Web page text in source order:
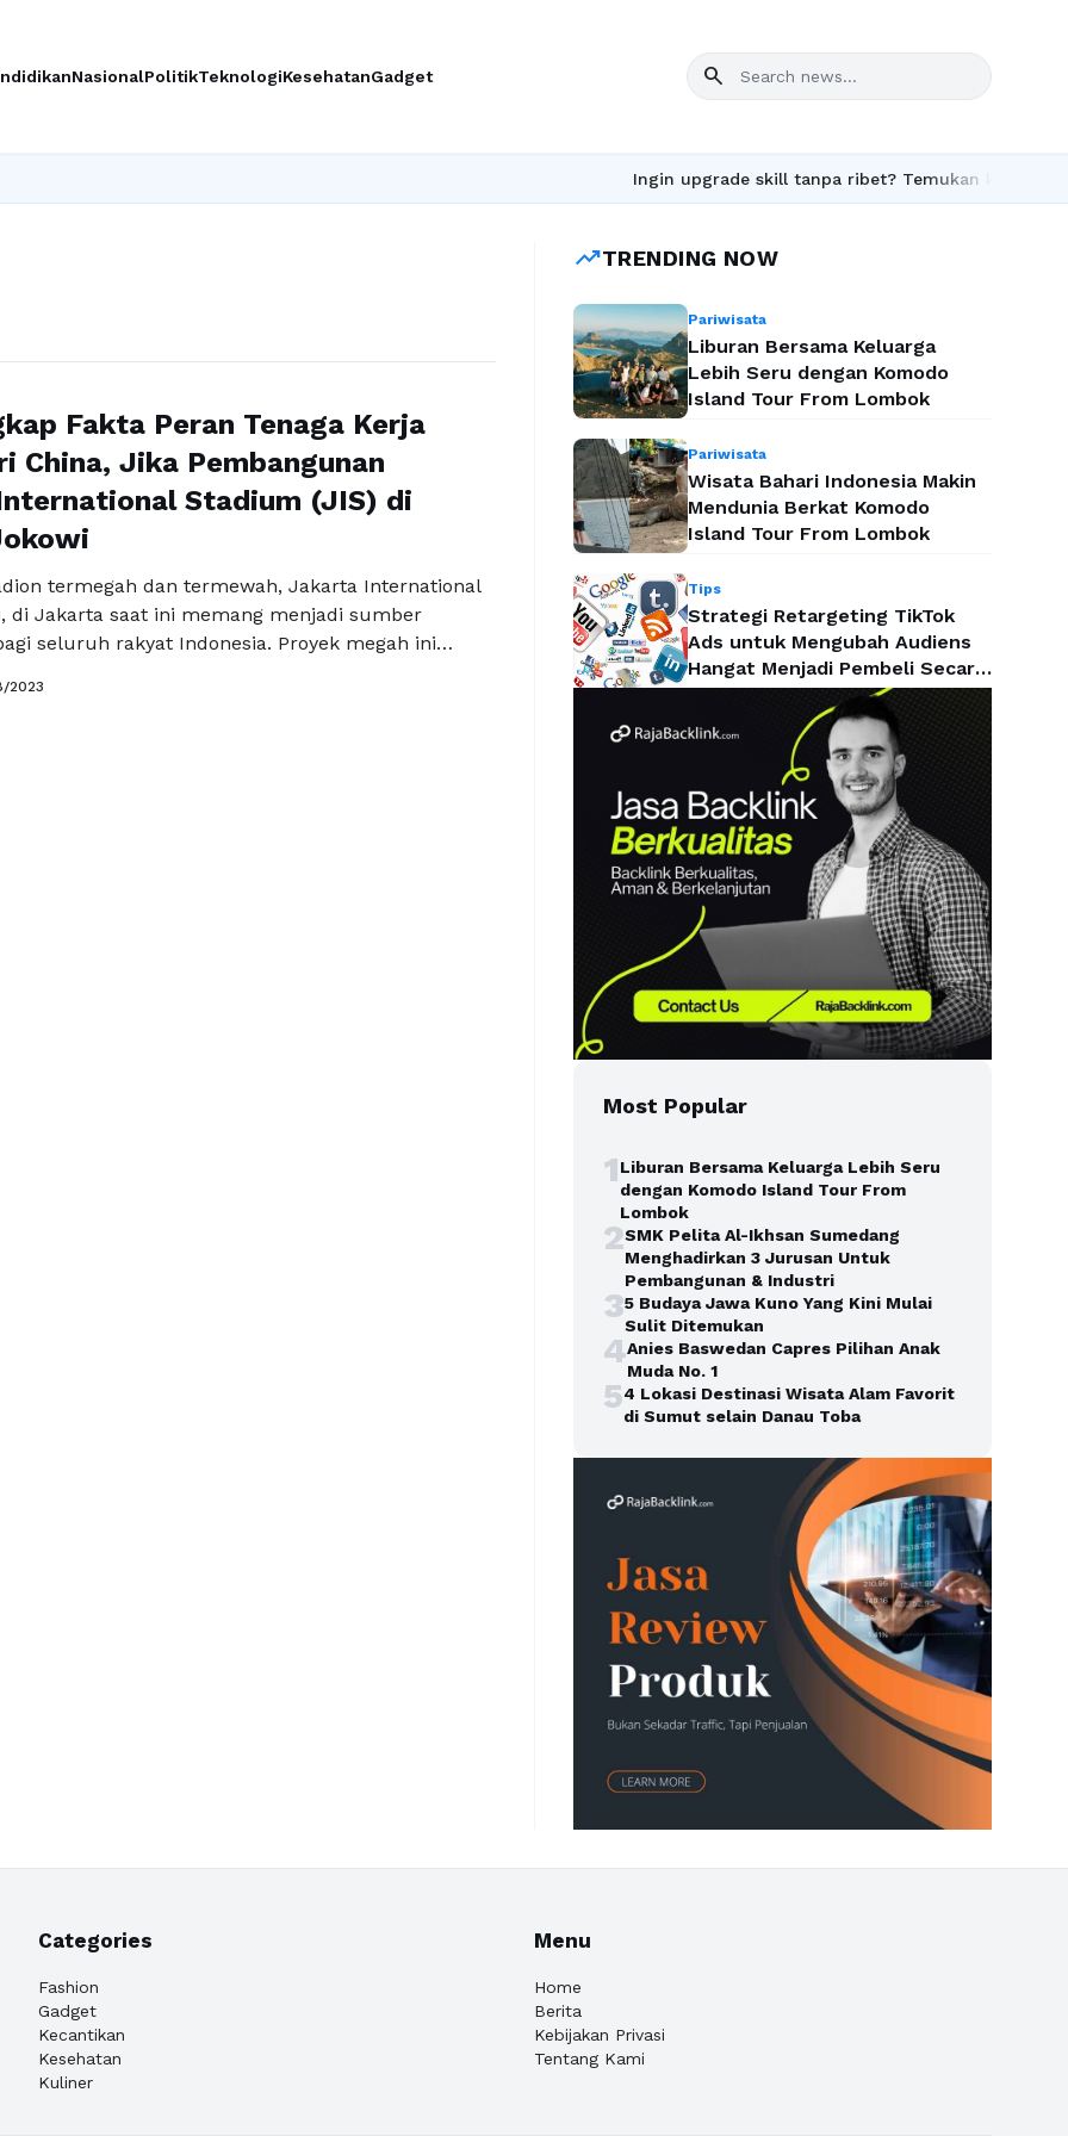
NasionalPolitikTeknologiKesehatanGadget search
Ingin upgrade skill tanpa ribet? Temukan kelas seru dan
Fakta Peran Tenaga Kerja
China, Jika Pembangunan
Stadium (JIS) di
termegah dan termewah, Jakarta International
di Jakarta saat ini memang menjadi sumber
seluruh rakyat Indonesia. Proyek megah ini
stadion biasa, tetapi juga merupakan sebuah
2023
trending_upTRENDING NOW
Pariwisata
Liburan Bersama Keluarga
Lebih Seru dengan Komodo
Island Tour From Lombok
Pariwisata
Wisata Bahari Indonesia Makin
Mendunia Berkat Komodo
Island Tour From Lombok
Tips
Strategi Retargeting TikTok
Ads untuk Mengubah Audiens
Hangat Menjadi Pembeli Secara
Efektif
Most Popular
1Liburan Bersama Keluarga Lebih Seru
dengan Komodo Island Tour From
Lombok
2SMK Pelita Al-Ikhsan Sumedang
Menghadirkan 3 Jurusan Untuk
Pembangunan & Industri
35 Budaya Jawa Kuno Yang Kini Mulai
Sulit Ditemukan
4Anies Baswedan Capres Pilihan Anak
Muda No. 1
54 Lokasi Destinasi Wisata Alam Favorit
di Sumut selain Danau Toba
Categories
Fashion
Gadget
Kecantikan
Kesehatan
Kuliner
Menu
Home
Berita
Kebijakan Privasi
Tentang Kami